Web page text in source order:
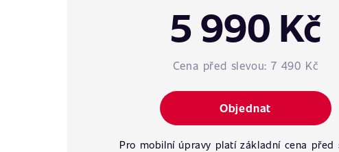
5 990 Kč
Cena před slevou:7 490 Kč
Objednat
Pro mobilní úpravy platí základní cena před